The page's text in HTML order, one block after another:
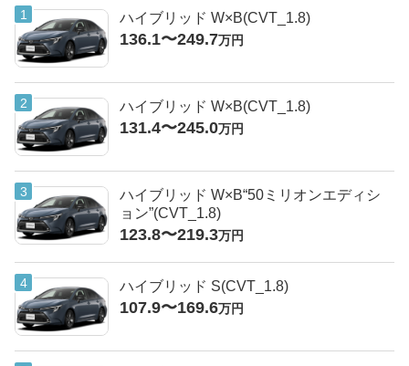
ハイブリッド W×B(CVT_1.8)
136.1〜249.7万円
ハイブリッド W×B(CVT_1.8)
131.4〜245.0万円
ハイブリッド W×B“50ミリオンエディシ
ョン”(CVT_1.8)
123.8〜219.3万円
ハイブリッド S(CVT_1.8)
107.9〜169.6万円